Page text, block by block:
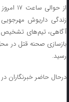
از
زندگی داریوش
آگاهی، تیم‌های تشخیص
بازسازی صحنه قتل در
رسید.
درحال حاضر خبرنگاران